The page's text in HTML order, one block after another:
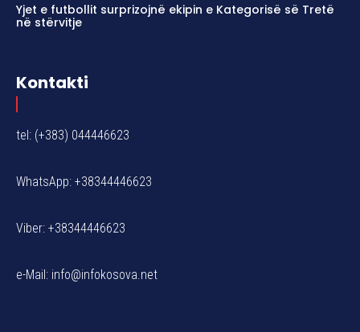
Yjet e futbollit surprizojnë ekipin e Kategorisë së Tretë
në stërvitje
Kontakti
tel: (+383) 044446623
WhatsApp: +38344446623
Viber: +38344446623
e-Mail: info@infokosova.net